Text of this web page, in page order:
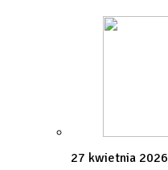
27 kwietnia 2026